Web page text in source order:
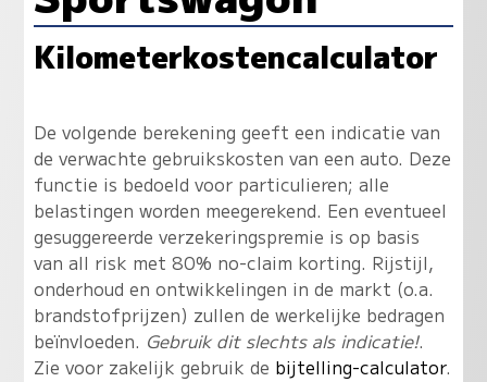
Kilometerkostencalculator
De volgende berekening geeft een indicatie van
de verwachte gebruikskosten van een auto. Deze
functie is bedoeld voor particulieren; alle
belastingen worden meegerekend. Een eventueel
gesuggereerde verzekeringspremie is op basis
van all risk met 80% no-claim korting. Rijstijl,
onderhoud en ontwikkelingen in de markt (o.a.
brandstofprijzen) zullen de werkelijke bedragen
beïnvloeden. Gebruik dit slechts als indicatie!.
Zie voor zakelijk gebruik de bijtelling-calculator.